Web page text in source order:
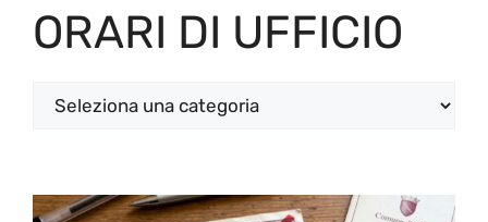
ORARI DI UFFICIO
Categorie